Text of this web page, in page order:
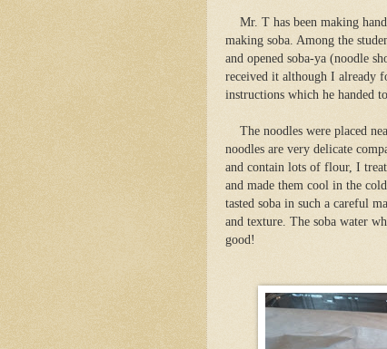
Mr. T has been making
making soba. Among the
and opened soba-ya (noodle
received it although I already
instructions which he handed
The noodles were placed
noodles are very delicate
and contain lots of flour, I
and made them cool in the
tasted soba in such a careful
and texture. The soba water
good!